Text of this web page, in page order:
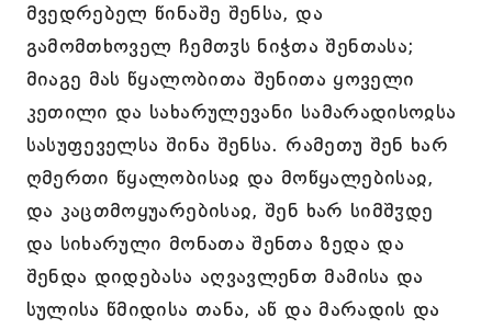
მვედრებელ წინაშე შენსა, და
გამომთხოველ ჩემთჳს ნიჭთა შენთასა;
მიაგე მას წყალობითა შენითა ყოველი
კეთილი და სახარულევანი სამარადისოჲსა
სასუფეველსა შინა შენსა. რამეთუ შენ ხარ
ღმერთი წყალობისაჲ და მოწყალებისაჲ,
და კაცთმოყუარებისაჲ, შენ ხარ სიმშჳდე
და სიხარული მონათა შენთა ზედა და
შენდა დიდებასა აღვავლენთ მამისა და
სულისა წმიდისა თანა, აწ და მარადის და